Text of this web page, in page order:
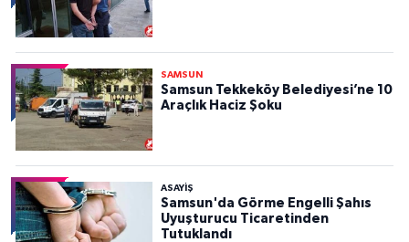
SAMSUN
Samsun Tekkeköy Belediyesi’ne 10
Araçlık Haciz Şoku
ASAYIŞ
Samsun'da Görme Engelli Şahıs
Uyuşturucu Ticaretinden
Tutuklandı